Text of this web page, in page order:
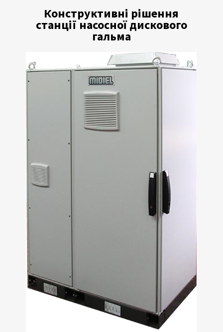
Конструктивні рішення
станції насосної дискового
гальма